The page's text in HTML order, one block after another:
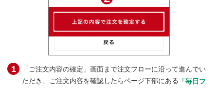
「ご注文内容の確定」画面まで注文フローに沿って進んでい
ただき、ご注文内容を確認したらページ下部にある
「毎日フ